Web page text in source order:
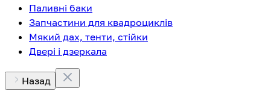
Паливні баки
Запчастини для квадроциклів
Мякий дах, тенти, стійки
Двері і дзеркала
Назад